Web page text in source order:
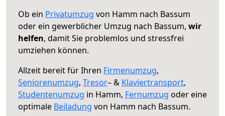
Ob ein Privatumzug von Hamm nach Bassum
oder ein gewerblicher Umzug nach Bassum, wir
helfen, damit Sie problemlos und stressfrei
umziehen können.
Allzeit bereit für Ihren Firmenumzug,
Seniorenumzug, Tresor– & Klaviertransport,
Studentenumzug in Hamm, Fernumzug oder eine
optimale Beiladung von Hamm nach Bassum.